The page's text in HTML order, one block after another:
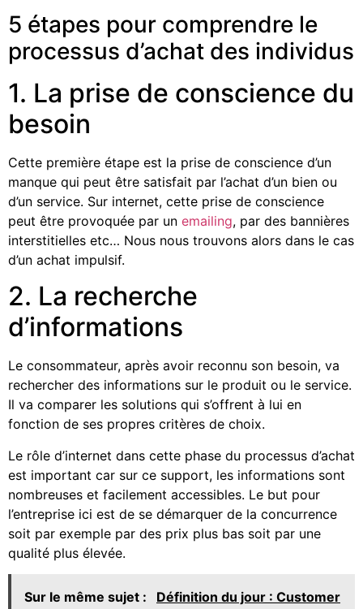
5 étapes pour comprendre le
processus d’achat des individus
1. La prise de conscience du
besoin
Cette première étape est la prise de conscience d’un
manque qui peut être satisfait par l’achat d’un bien ou
d’un service. Sur internet, cette prise de conscience
peut être provoquée par un emailing, par des bannières
interstitielles etc… Nous nous trouvons alors dans le cas
d’un achat impulsif.
2. La recherche
d’informations
Le consommateur, après avoir reconnu son besoin, va
rechercher des informations sur le produit ou le service.
Il va comparer les solutions qui s’offrent à lui en
fonction de ses propres critères de choix.
Le rôle d’internet dans cette phase du processus d’achat
est important car sur ce support, les informations sont
nombreuses et facilement accessibles. Le but pour
l’entreprise ici est de se démarquer de la concurrence
soit par exemple par des prix plus bas soit par une
qualité plus élevée.
Sur le même sujet :
Définition du jour : Customer